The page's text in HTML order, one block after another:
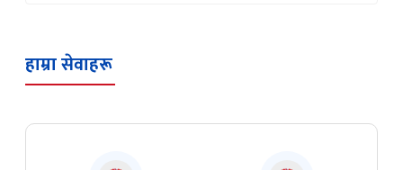
हाम्रा सेवाहरू